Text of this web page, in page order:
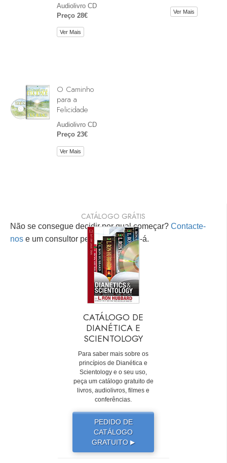
Audiolivro CD
Preço 28€
Ver Mais
Ver Mais
O Caminho
para a
Felicidade
Audiolivro CD
Preço 23€
Ver Mais
Não se consegue decidir por qual começar? Contacte-
nos e um consultor pessoal ajudá-lo-á.
CATÁLOGO GRÁTIS
CATÁLOGO DE
DIANÉTICA E
SCIENTOLOGY
Para saber mais sobre os
princípios de Dianética e
Scientology e o seu uso,
peça um catálogo gratuito de
livros, audiolivros, filmes e
conferências.
PEDIDO DE
CATÁLOGO
GRATUITO ▶